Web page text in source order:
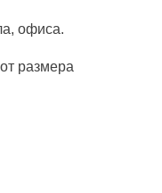
офиса.
размера